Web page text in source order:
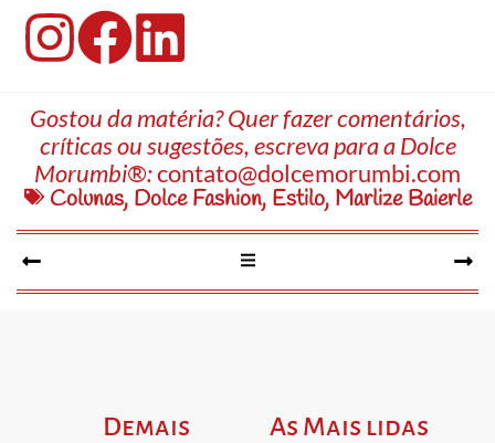
Gostou da matéria? Quer fazer comentários,
críticas ou sugestões, escreva para a Dolce
Morumbi®:contato@dolcemorumbi.com
Colunas, Dolce Fashion, Estilo, Marlize Baierle
Demais
As Mais lidas